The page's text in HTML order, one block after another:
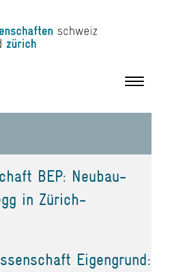
Toggle
BEP: Neubau-
in Zürich-
Eigengrund: